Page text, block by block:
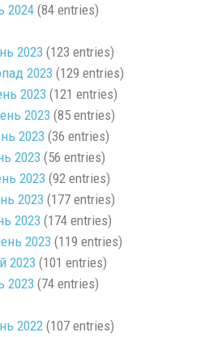
2024(84 entries)
2023 (123 entries)
2023 (129 entries)
2023 (121 entries)
2023 (85 entries)
2023 (36 entries)
2023 (56 entries)
2023 (92 entries)
2023 (177 entries)
2023 (174 entries)
2023 (119 entries)
2023 (101 entries)
2023 (74 entries)
2022(107 entries)